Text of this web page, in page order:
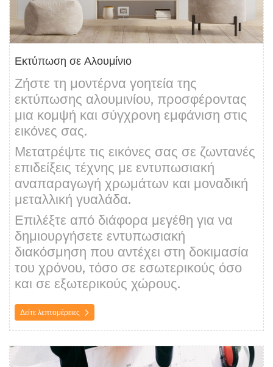
Εκτύπωση σε Αλουμίνιο
Ζήστε τη μοντέρνα γοητεία της
εκτύπωσης αλουμινίου, προσφέροντας
μια κομψή και σύγχρονη εμφάνιση στις
εικόνες σας.
Μετατρέψτε τις εικόνες σας σε ζωντανές
επιδείξεις τέχνης με εντυπωσιακή
αναπαραγωγή χρωμάτων και μοναδική
μεταλλική γυαλάδα.
Επιλέξτε από διάφορα μεγέθη για να
δημιουργήσετε εντυπωσιακή
διακόσμηση που αντέχει στη δοκιμασία
του χρόνου, τόσο σε εσωτερικούς όσο
και σε εξωτερικούς χώρους.
Δείτε λεπτομέρειες
Δείτε λεπτομέρειες Σκανάρισμα σχεδίων